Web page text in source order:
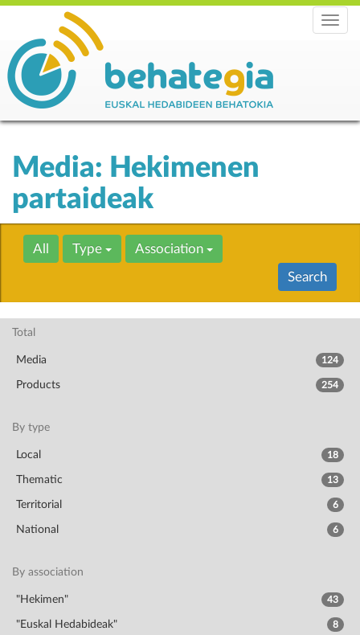
Menu
Media: Hekimenen
partaideak
All Type Association
Search
Total
Media 124
Products 254
By type
Local 18
Thematic 13
Territorial 6
National 6
By association
"Hekimen" 43
"Euskal Hedabideak" 8